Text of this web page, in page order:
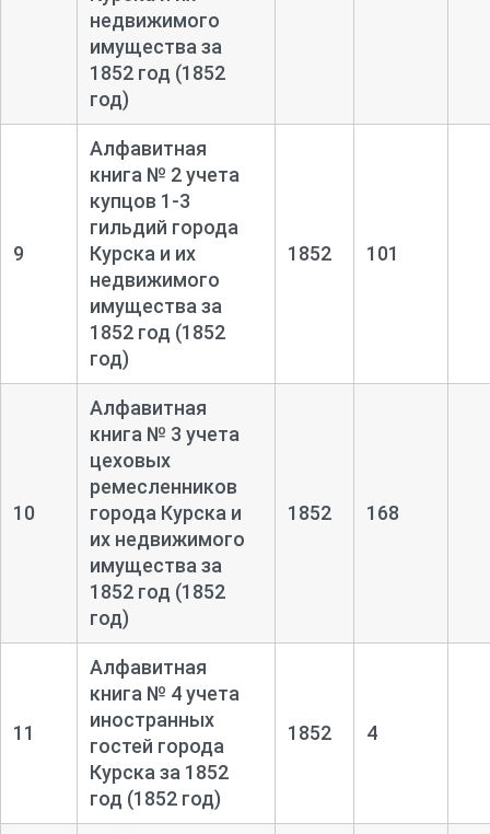
недвижимого
имущества за
1852 год (1852
год)
9
Алфавитная
книга № 2 учета
купцов 1-3
гильдий города
Курска и их
недвижимого
имущества за
1852 год (1852
год)
1852 101
10
Алфавитная
книга № 3 учета
цеховых
ремесленников
города Курска и
их недвижимого
имущества за
1852 год (1852
год)
1852 168
11
Алфавитная
книга № 4 учета
иностранных
гостей города
Курска за 1852
год (1852 год)
1852 4